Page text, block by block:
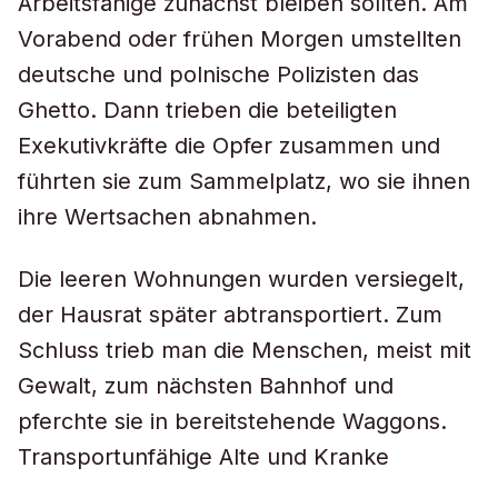
Vorabend oder frühen Morgen umstellten
deutsche und polnische Polizisten das
Ghetto. Dann trieben die beteiligten
Exekutivkräfte die Opfer zusammen und
führten sie zum Sammelplatz, wo sie ihnen
ihre Wertsachen abnahmen.
Die leeren Wohnungen wurden versiegelt,
der Hausrat später abtransportiert. Zum
Schluss trieb man die Menschen, meist mit
Gewalt, zum nächsten Bahnhof und
pferchte sie in bereitstehende Waggons.
Transportunfähige Alte und Kranke